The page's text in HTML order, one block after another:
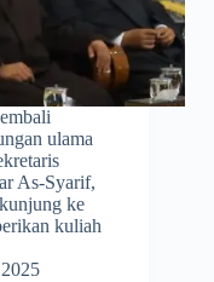
ulama
As-Syarif,
ke
kuliah